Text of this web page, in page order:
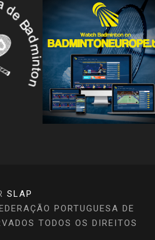
SLAP
PORTUGUESA DE
TODOS OS DIREITOS